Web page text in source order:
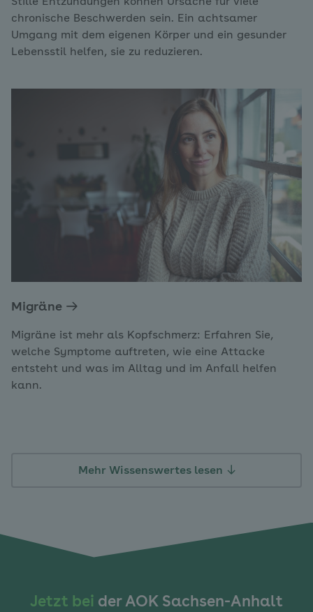
chronische Beschwerden sein. Ein achtsamer
Umgang mit dem eigenen Körper und ein gesunder
Lebensstil helfen, sie zu reduzieren.
Migräne
Migräne ist mehr als Kopfschmerz: Erfahren Sie,
welche Symptome auftreten, wie eine Attacke
entsteht und was im Alltag und im Anfall helfen
kann.
Mehr Wissenswertes lesen
Jetzt bei der AOK Sachsen-Anhalt